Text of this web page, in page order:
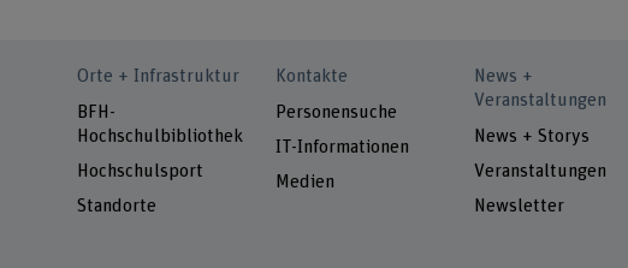
Orte + Infrastruktur
BFH-
Hochschulbibliothek
Hochschulsport
Standorte
Kontakte
Personensuche
IT-Informationen
Medien
News +
Veranstaltungen
News + Storys
Veranstaltungen
Newsletter